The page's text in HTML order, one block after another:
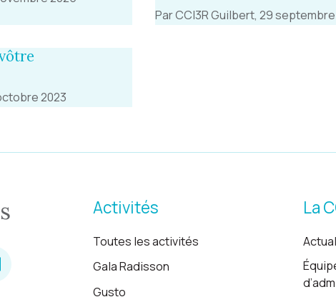
Par CCI3R Guilbert, 29
2023
Activités
Toutes les activités
Gala Radisson
Gusto
La